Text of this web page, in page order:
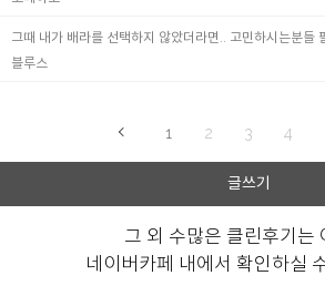
그때 내가 배라를 선택하지 않았더라면.. 고민하시는분들
블루스
1 2 3 4
글쓰기
그 외 수많은 클린후기는
네이버카페 내에서 확인하실